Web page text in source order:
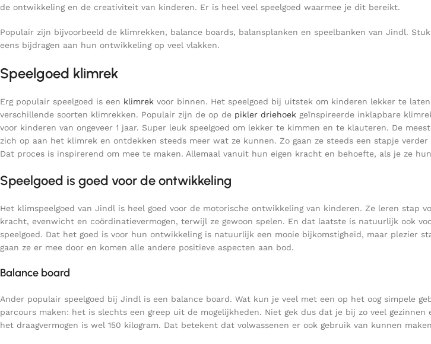
de ontwikkeling en de creativiteit van kinderen. Er is heel veel speelgoed waarmee je dit bereikt.
Populair zijn bijvoorbeeld de klimrekken, balance boards, balansplanken en speelbanken van Jindl.
eens bijdragen aan hun ontwikkeling op veel vlakken.
Speelgoed klimrek
Erg populair speelgoed is een klimrek voor binnen. Het speelgoed bij uitstek om kinderen lekker te
verschillende soorten klimrekken. Populair zijn de op de pikler driehoek geïnspireerde inklapbare
voor kinderen van ongeveer 1 jaar. Super leuk speelgoed om lekker te kimmen en te klauteren. De
zich op aan het klimrek en ontdekken steeds meer wat ze kunnen. Zo gaan ze steeds een stapje
Dat proces is inspirerend om mee te maken. Allemaal vanuit hun eigen kracht en behoefte, als je ze
Speelgoed is goed voor de ontwikkeling
Het klimspeelgoed van Jindl is heel goed voor de motorische ontwikkeling van kinderen. Ze leren stap
kracht, evenwicht en coördinatievermogen, terwijl ze gewoon spelen. En dat laatste is natuurlijk ook
speelgoed. Dat het goed is voor hun ontwikkeling is natuurlijk een mooie bijkomstigheid, maar plezier
gaan ze er mee door en komen alle andere positieve aspecten aan bod.
Balance board
Ander populair speelgoed bij Jindl is een balance board. Wat kun je veel met een op het oog simpele
parcours maken: het is slechts een greep uit de mogelijkheden. Niet gek dus dat je bij zo veel
het draagvermogen is wel 150 kilogram. Dat betekent dat volwassenen er ook gebruik van kunnen